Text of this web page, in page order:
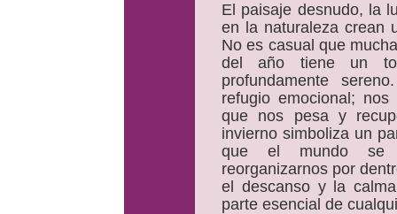
El paisaje desnudo, la
en la naturaleza crean
No es casual que
del año tiene un
profundamente
refugio emocional;
que nos pesa y
invierno simboliza un
que el mundo se
reorganizarnos por
el descanso y la
parte esencial de